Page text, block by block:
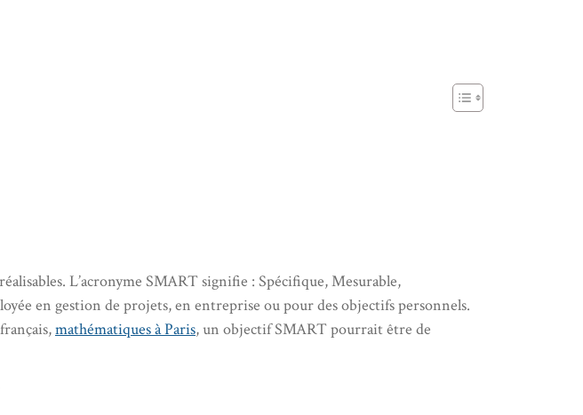
L’acronyme SMART signifie : Spécifique, Mesurable,
en gestion de projets, en entreprise ou pour des objectifs personnels.
mathématiques à Paris, un objectif SMART pourrait être de